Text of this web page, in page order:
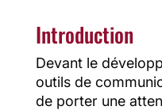
Introduction
Devant le
outils de
de porter une